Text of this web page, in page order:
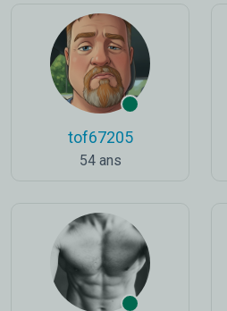
tof67205
54 ans